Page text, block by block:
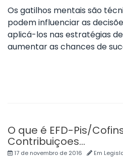
Os gatilhos mentais são
podem influenciar as
aplicá-los nas estratégias
aumentar as chances de
O que é EFD-Pis/
Contribuiçoes…
17 de novembro de 2016 Em